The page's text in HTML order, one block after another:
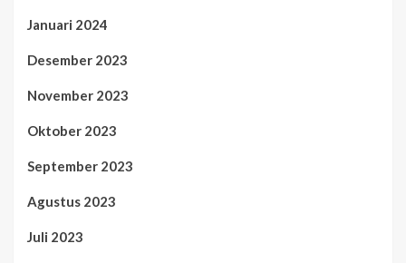
Januari 2024
Desember 2023
November 2023
Oktober 2023
September 2023
Agustus 2023
Juli 2023